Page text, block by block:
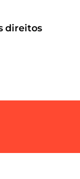
direitos